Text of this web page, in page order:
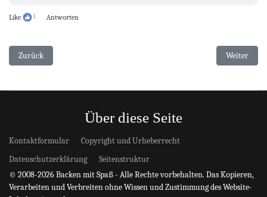
Like 1 Antworten
Vorheriger Beitrag: Marzipankartoffeln
Zurück Nächster
Weiter
Über diese Seite
Kontaktformular
Copyright und Urheberrecht
Datenschutzerklärung
Seitenstruktur
© 2008-2026 Backen mit Spaß - Alle Rechte vorbehalten. Das Kopieren,
Verarbeiten und Verbreiten ohne Wissen und Zustimmung des Website-